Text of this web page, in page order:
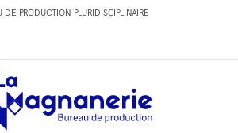
DE PRODUCTION PLURIDISCIPLINAIRE